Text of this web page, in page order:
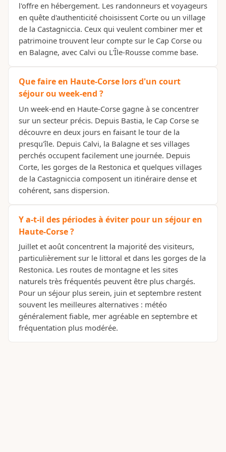
l'offre en hébergement. Les randonneurs et voyageurs
en quête d'authenticité choisissent Corte ou un village
de la Castagniccia. Ceux qui veulent combiner mer et
patrimoine trouvent leur compte sur le Cap Corse ou
en Balagne, avec Calvi ou L'Île-Rousse comme base.
Que faire en Haute-Corse lors d'un court
séjour ou week-end ?
Un week-end en Haute-Corse gagne à se concentrer
sur un secteur précis. Depuis Bastia, le Cap Corse se
découvre en deux jours en faisant le tour de la
presqu'île. Depuis Calvi, la Balagne et ses villages
perchés occupent facilement une journée. Depuis
Corte, les gorges de la Restonica et quelques villages
de la Castagniccia composent un itinéraire dense et
cohérent, sans dispersion.
Y a-t-il des périodes à éviter pour un séjour en
Haute-Corse ?
Juillet et août concentrent la majorité des visiteurs,
particulièrement sur le littoral et dans les gorges de la
Restonica. Les routes de montagne et les sites
naturels très fréquentés peuvent être plus chargés.
Pour un séjour plus serein, juin et septembre restent
souvent les meilleures alternatives : météo
généralement fiable, mer agréable en septembre et
fréquentation plus modérée.